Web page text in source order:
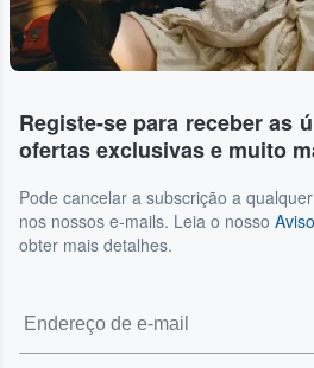
Registe-se para receber as
ofertas exclusivas e muito
Pode cancelar a subscrição a
nos nossos e-mails. Leia o nosso
obter mais detalhes.